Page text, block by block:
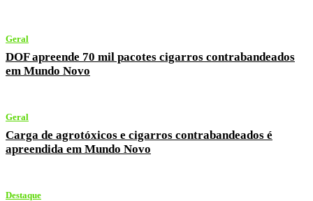
Geral
DOF apreende 70 mil pacotes cigarros contrabandeados
em Mundo Novo
Geral
Carga de agrotóxicos e cigarros contrabandeados é
apreendida em Mundo Novo
Destaque